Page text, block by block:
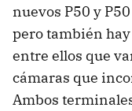
nuevos P50 y
pero también hay
entre ellos que
cámaras que
Ambos